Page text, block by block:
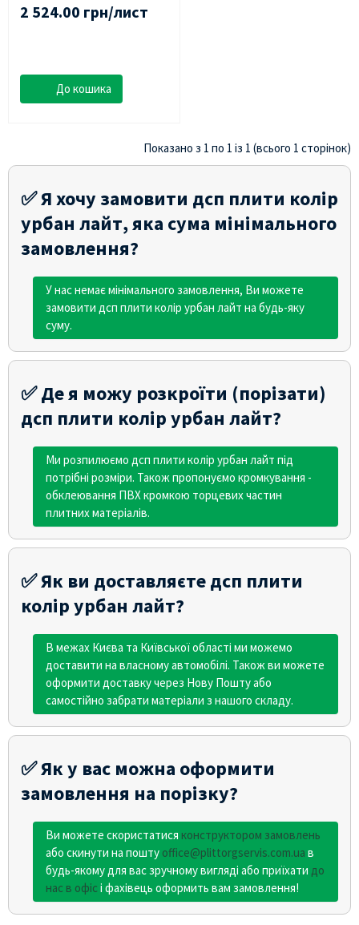
2 524.00 грн/лист
До кошика
Показано з 1 по 1 із 1 (всього 1 сторінок)
✅ Я хочу замовити дсп плити колір
урбан лайт, яка сума мінімального
замовлення?
У нас немає мінімального замовлення, Ви можете
замовити дсп плити колір урбан лайт на будь-яку
суму.
✅ Де я можу розкроїти (порізати)
дсп плити колір урбан лайт?
Ми розпилюємо дсп плити колір урбан лайт під
потрібні розміри. Також пропонуємо кромкування -
обклеювання ПВХ кромкою торцевих частин
плитних матеріалів.
✅ Як ви доставляєте дсп плити
колір урбан лайт?
В межах Києва та Київської області ми можемо
доставити на власному автомобілі. Також ви можете
оформити доставку через Нову Пошту або
самостійно забрати матеріали з нашого складу.
✅ Як у вас можна оформити
замовлення на порізку?
Ви можете скористатися конструктором замовлень
або скинути на пошту office@plittorgservis.com.ua в
будь-якому для вас зручному вигляді або приїхати до
нас в офіс і фахівець оформить вам замовлення!